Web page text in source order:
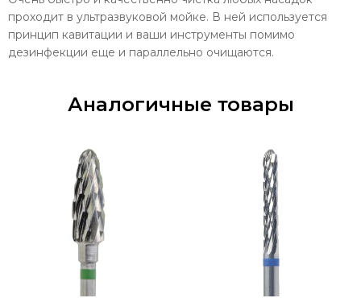
проходит в ультразвуковой мойке. В ней используется
принцип кавитации и ваши инструменты помимо
дезинфекции еще и параллельно очищаются.
Аналогичные товары